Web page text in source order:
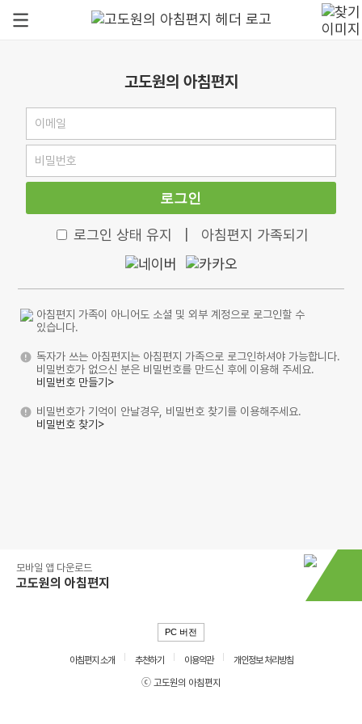
고도원의 아침편지
로그인
로그인 상태 유지 아침편지 가족되기
아침편지 가족이 아니어도 소셜 및 외부 계정으로 로그인할 수
있습니다.
독자가 쓰는 아침편지는 아침편지 가족으로 로그인하셔야 가능합니다.
비밀번호가 없으신 분은 비밀번호를 만드신 후에 이용해 주세요.
비밀번호 만들기>
비밀번호가 기억이 안날경우, 비밀번호 찾기를 이용해주세요.
비밀번호 찾기>
모바일 앱 다운로드
고도원의 아침편지
PC 버전
아침편지 소개 추천하기 이용약관
개인정보 처리방침
ⓒ 고도원의 아침편지